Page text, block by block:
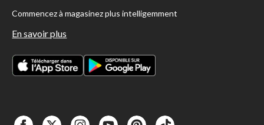
Commencez à magasinez plus intelligemment
En savoir plus